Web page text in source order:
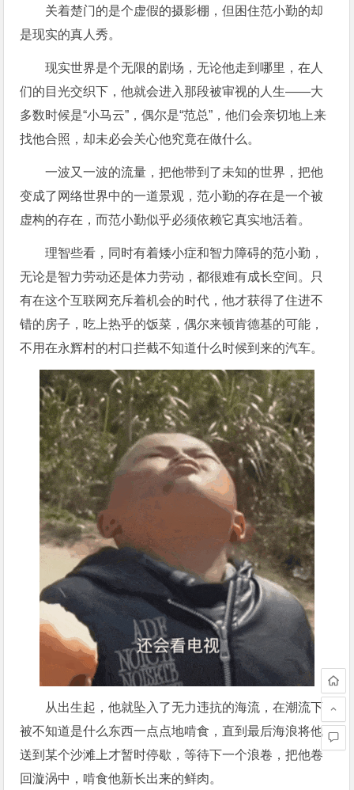
关着楚门的是个虚假的摄影棚，但困住范小勤的却
是现实的真人秀。
现实世界是个无限的剧场，无论他走到哪里，在人
们的目光交织下，他就会进入那段被审视的人生——大
多数时候是“小马云”，偶尔是“范总”，他们会亲切地上来
找他合照，却未必会关心他究竟在做什么。
一波又一波的流量，把他带到了未知的世界，把他
变成了网络世界中的一道景观，范小勤的存在是一个被
虚构的存在，而范小勤似乎必须依赖它真实地活着。
理智些看，同时有着矮小症和智力障碍的范小勤，
无论是智力劳动还是体力劳动，都很难有成长空间。只
有在这个互联网充斥着机会的时代，他才获得了住进不
错的房子，吃上热乎的饭菜，偶尔来顿肯德基的可能，
不用在永辉村的村口拦截不知道什么时候到来的汽车。
从出生起，他就坠入了无力违抗的海流，在潮流下
被不知道是什么东西一点点地啃食，直到最后海浪将他
送到某个沙滩上才暂时停歇，等待下一个浪卷，把他卷
回漩涡中，啃食他新长出来的鲜肉。